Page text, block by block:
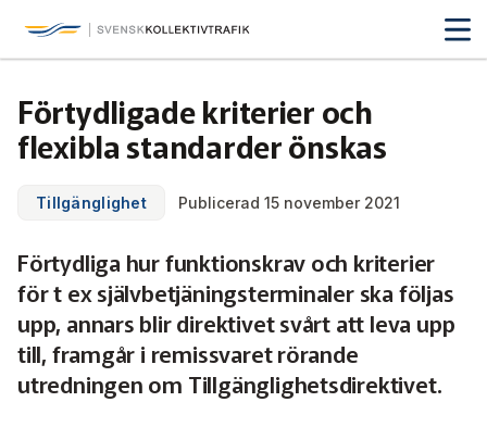
Hoppa
Tillsammans blir vi smartare
Medlemmar
Nätverk
Affärs­nätverket
Biljettkontroll­
Bussdepå­
Tjänster och verktyg
Partner­samverkan
Skolskjutsen.se
Associerade medlemmar
Bli associerad medlem
Fakta & statistik
Biljettpriser
Järnväg
Öka din kompetens
Förarcertifieringar
Webbinarier
Aktuellt & debatt
Så här tycker vi
Nyheter
Om oss
121 års erfarenhet
Förtydligade kriterier och
flexibla standarder önskas
Tillgänglighet Publicerad 15 november 2021
Förtydliga hur funktionskrav och kriterier
för t ex självbetjäningsterminaler ska följas
upp, annars blir direktivet svårt att leva upp
till, framgår i remissvaret rörande
utredningen om Tillgänglighetsdirektivet.